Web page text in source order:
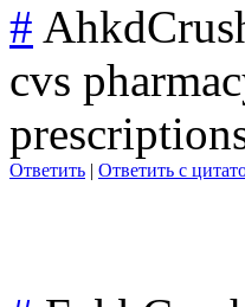
#
cvs
Ответить | Ответить с